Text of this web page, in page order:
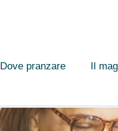
Dove pranzare Il